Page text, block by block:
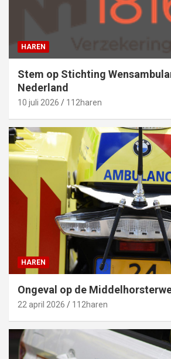
HAREN
Stem op Stichting
Nederland
10 juli 2026 112haren
HAREN
Ongeval op de
22 april 2026 112haren